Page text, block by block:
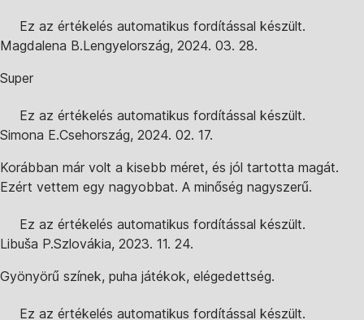
Ez az értékelés automatikus fordítással készült.
Magdalena B.Lengyelország, 2024. 03. 28.
Super
Ez az értékelés automatikus fordítással készült.
Simona E.Csehország, 2024. 02. 17.
Korábban már volt a kisebb méret, és jól tartotta magát.
Ezért vettem egy nagyobbat. A minőség nagyszerű.
Ez az értékelés automatikus fordítással készült.
Libuša P.Szlovákia, 2023. 11. 24.
Gyönyörű színek, puha játékok, elégedettség.
Ez az értékelés automatikus fordítással készült.